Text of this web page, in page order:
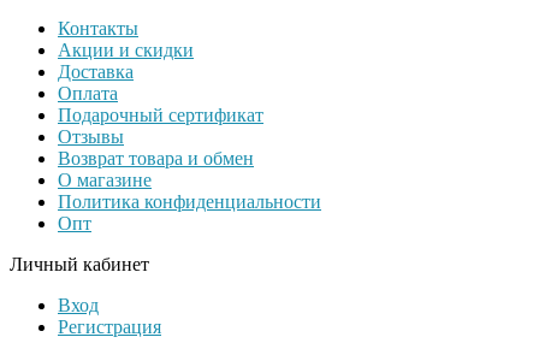
Контакты
Акции и скидки
Доставка
Оплата
Подарочный сертификат
Отзывы
Возврат товара и обмен
О магазине
Политика конфиденциальности
Опт
Личный кабинет
Вход
Регистрация